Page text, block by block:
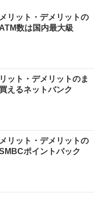
リット・デメリットの
数は国内最大級
ット・デメリットのま
えるネットバンク
リット・デメリットの
ポイントバック